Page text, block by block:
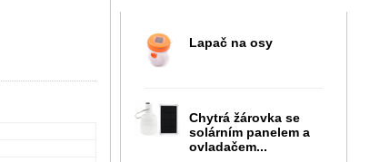
Lapač na osy
Chytrá žárovka se
solárním panelem a
ovladačem...